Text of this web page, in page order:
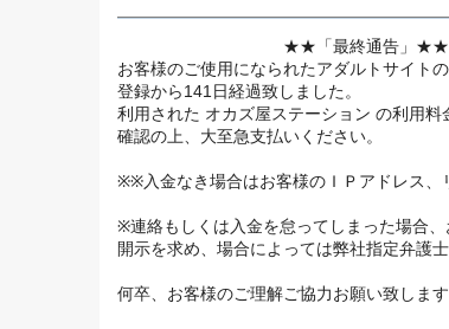
★★「最終通告」★★
お客様のご使用になられたアダルトサイト
登録から141日経過致しました。
利用された オカズ屋ステーション の利用料
確認の上、大至急支払いください。
※※入金なき場合はお客様のＩＰアドレス
※連絡もしくは入金を怠ってしまった場合
開示を求め、場合によっては弊社指定弁護
何卒、お客様のご理解ご協力お願い致します